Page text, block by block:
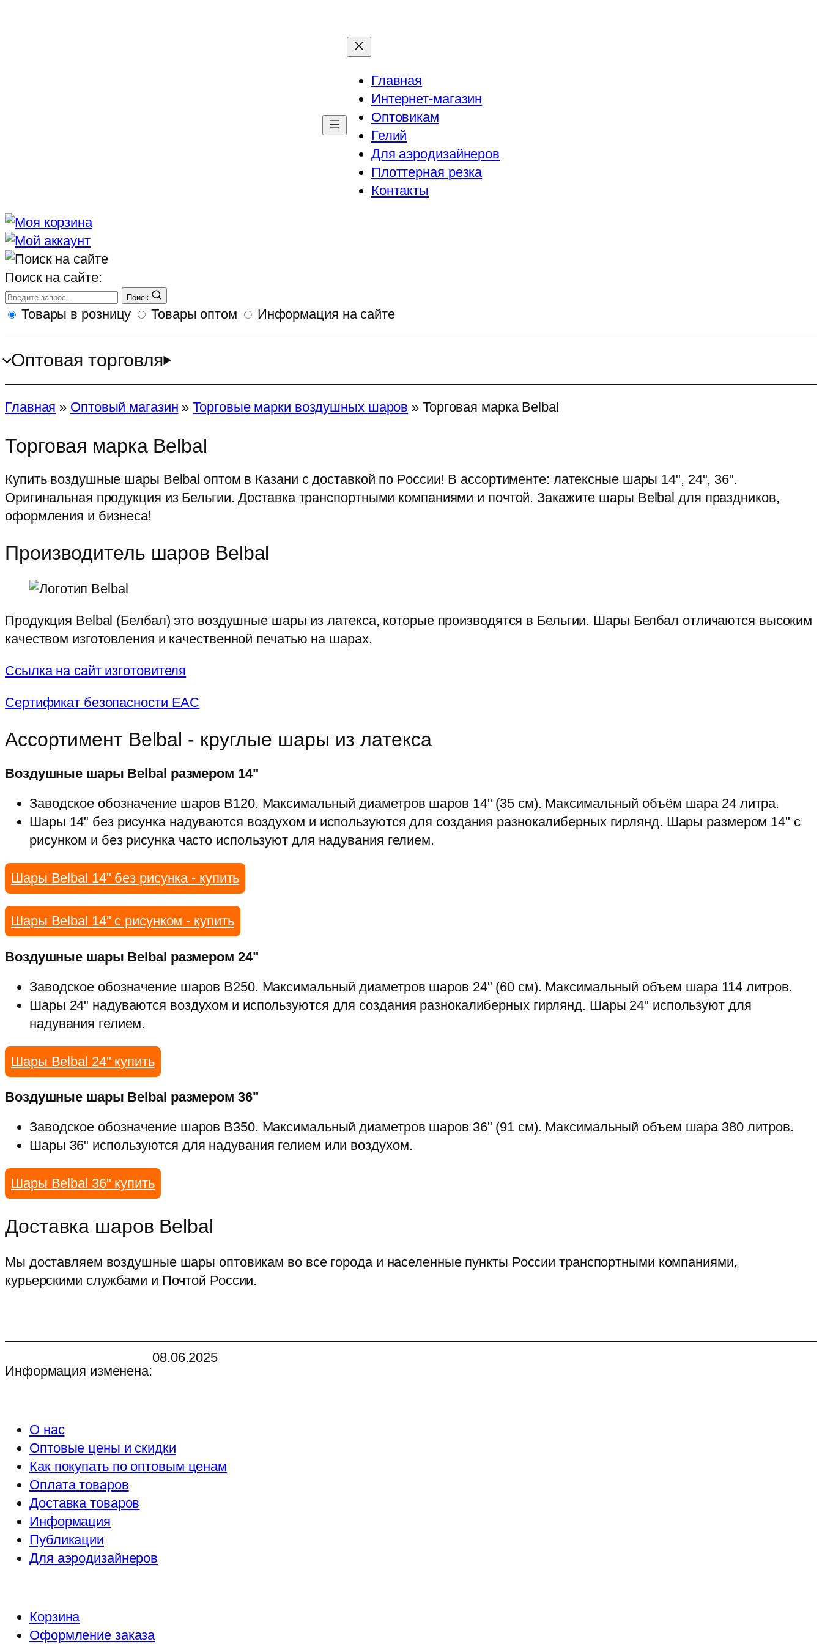
Главная
Интернет-магазин
Оптовикам
Гелий
Для аэродизайнеров
Плоттерная резка
Контакты
Поиск на сайте:
Поиск
Товары в розницу Товары оптом Информация на сайте
Оптовая торговля
Главная » Оптовый магазин »Торговые марки воздушных шаров » Торговая марка Belbal
Торговая марка Belbal
Купить воздушные шары Belbal оптом в Казани с доставкой по России! В ассортименте: латексные шары 14", 24", 36".
Оригинальная продукция из Бельгии. Доставка транспортными компаниями и почтой. Закажите шары Belbal для праздников,
оформления и бизнеса!
Производитель шаров Belbal
Продукция Belbal (Белбал) это воздушные шары из латекса, которые производятся в Бельгии. Шары Белбал отличаются высоким
качеством изготовления и качественной печатью на шарах.
Ссылка на сайт изготовителя
Сертификат безопасности ЕАС
Ассортимент Belbal - круглые шары из латекса
Воздушные шары Belbal размером 14"
Заводское обозначение шаров B120. Максимальный диаметров шаров 14" (35 см). Максимальный объём шара 24 литра.
Шары 14" без рисунка надуваются воздухом и используются для создания разнокалиберных гирлянд. Шары размером 14" с
рисунком и без рисунка часто используют для надувания гелием.
Шары Belbal 14" без рисунка - купить
Шары Belbal 14" с рисунком - купить
Воздушные шары Belbal размером 24"
Заводское обозначение шаров B250. Максимальный диаметров шаров 24" (60 см). Максимальный объем шара 114 литров.
Шары 24" надуваются воздухом и используются для создания разнокалиберных гирлянд. Шары 24" используют для
надувания гелием.
Шары Belbal 24" купить
Воздушные шары Belbal размером 36"
Заводское обозначение шаров B350. Максимальный диаметров шаров 36" (91 см). Максимальный объем шара 380 литров.
Шары 36" используются для надувания гелием или воздухом.
Шары Belbal 36" купить
Доставка шаров Belbal
Мы доставляем воздушные шары оптовикам во все города и населенные пункты России транспортными компаниями,
курьерскими службами и Почтой России.
Информация изменена:
08.06.2025
О нас
Оптовые цены и скидки
Как покупать по оптовым ценам
Оплата товаров
Доставка товаров
Информация
Публикации
Для аэродизайнеров
Корзина
Оформление заказа